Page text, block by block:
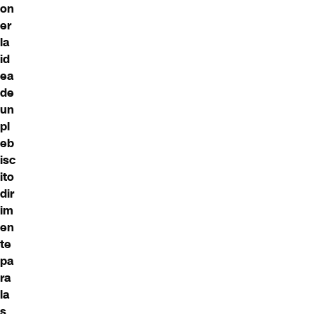
on
er
la
id
ea
de
un
pl
eb
isc
ito
dir
im
en
te
pa
ra
la